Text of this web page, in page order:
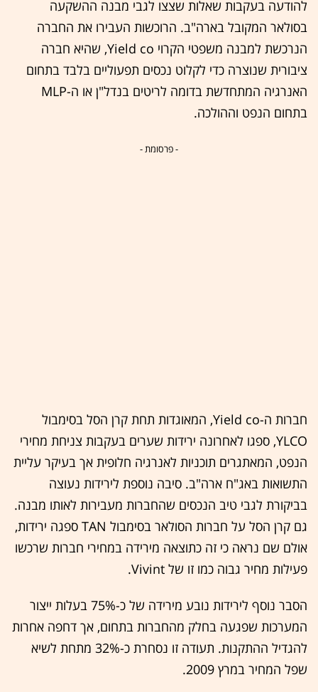
להודעה בעקבות שאלות שצצו לגבי מבנה ההשקעה
בסולאר המקובל בארה"ב. הרוכשות העבירו את החברה
הנרכשת למבנה משפטי הקרוי Yield co, שהיא חברה
ציבורית שנוצרה כדי לקלוט נכסים תפעוליים בלבד בתחום
האנרגיה המתחדשת בדומה לריטים בנדל"ן או ה-MLP
בתחום הנפט וההולכה.
- פרסומת -
חברות ה-Yield co, המאוגדות תחת קרן הסל בסימבול
YLCO, ספגו לאחרונה ירידות שערים בעקבות צניחת מחירי
הנפט, המאתגרים תוכניות לאנרגיה חלופית אך בעיקר עליית
התשואות באג"ח ארה"ב. סיבה נוספת לירידות נעוצה
בביקורת לגבי טיב הנכסים שהחברות מעבירות לאותו מבנה.
גם קרן הסל על חברות הסולאר בסימבול TAN ספגה ירידות,
אולם שם נראה כי זה כתוצאה מירידה במחירי חברות שרכשו
פעילות מחיר גבוה כמו זו של Vivint.
הסבר נוסף לירידות נובע מירידה של כ-75% בעלות ייצור
המערכות שפגעה בחלק מהחברות בתחום, אך דחפה אחרות
להגדיל ההתקנות. תעודה זו נסחרת כ-32% מתחת לשיא
שפל המחיר במרץ 2009.